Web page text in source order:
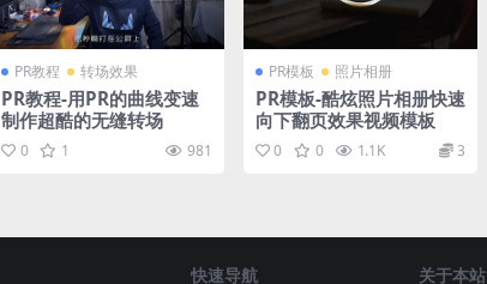
PR教程 转场效果
PR教程-用PR的曲线变速
制作超酷的无缝转场
0 1 981
PR模板 照片相册
PR模板-酷炫照片相册快速
向下翻页效果视频模板
0 0 1.1K 3
快速导航 关于本站